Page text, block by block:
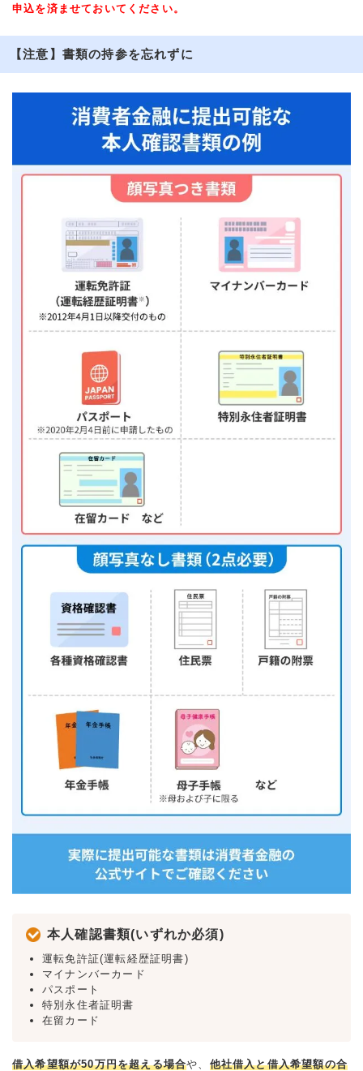
申込を済ませておいてください。
【注意】書類の持参を忘れずに
本人確認書類(いずれか必須)
運転免許証(運転経歴証明書)
マイナンバーカード
パスポート
特別永住者証明書
在留カード
借入希望額が50万円を超える場合や、 他社借入と借入希望額の合